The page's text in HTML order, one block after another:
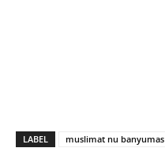
LABEL muslimat nu banyumas